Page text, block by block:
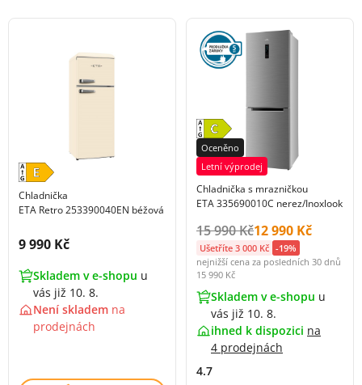
Chladnička
ETA Retro 253390040EN béžová
Cena s DPH:
9 990 Kč
Skladem v e-shopu u
vás již 10. 8.
Není skladem na
prodejnách
Oceněno
Letní výprodej
Chladnička s mrazničkou
ETA 335690010C nerez/Inoxlook
Původní cena s DPH:
15 990 KčCena s DPH:
12 990 Kč
Ušetříte 3 000 Kč -19%
nejnižší cena za posledních 30 dnů
15 990 Kč
Skladem v e-shopu u
vás již 10. 8.
ihned k dispozici na
4 prodejnách
4.7